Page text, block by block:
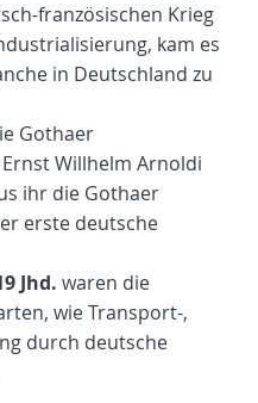
französischen Krieg
kam es
in Deutschland zu
Gothaer
Willhelm Arnoldi
ihr die Gothaer
erste deutsche
Jhd. waren die
wie Transport-,
durch deutsche